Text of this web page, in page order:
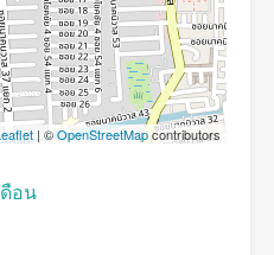
| ©OpenStreetMapcontributors
อน